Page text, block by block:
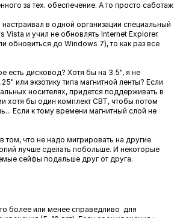
за тех. обеспечение. А то просто саботаж
в одной организации специальный
Vista и учил не обновлять Internet Explorer.
обновиться до Windows 7), то как раз все
есть дисковод? Хотя бы на 3.5", я не
или экзотику типа магнитной ленты? Если
носителях, придется поддерживать в
хотя бы один комплект СВТ, чтобы потом
Если к тому времени магнитный слой не
том, что не надо мигрировать на другие
лучше сделать побольше. И некоторые
сейфы подальше друг от друга.
более или менее справедливо для